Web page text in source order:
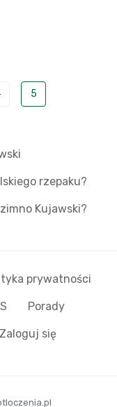
5
rzepaku?
Kujawski?
prywatności
Porady
Zaloguj się